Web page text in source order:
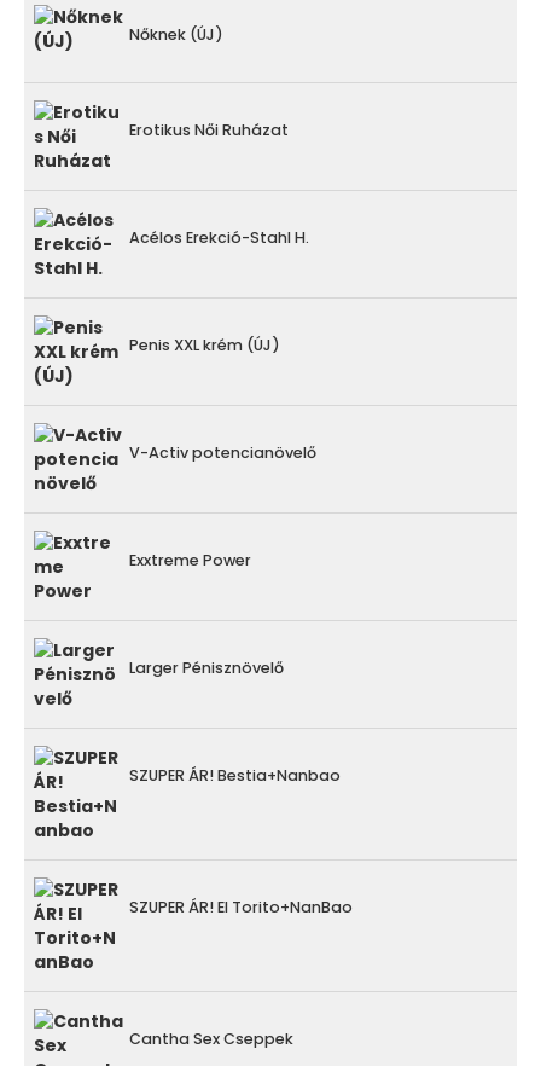
Nőknek (ÚJ)
Erotikus Női Ruházat
Acélos Erekció-Stahl H.
Penis XXL krém (ÚJ)
V-Activ potencianövelő
Exxtreme Power
Larger Pénisznövelő
SZUPER ÁR! Bestia+Nanbao
SZUPER ÁR! El Torito+NanBao
Cantha Sex Cseppek